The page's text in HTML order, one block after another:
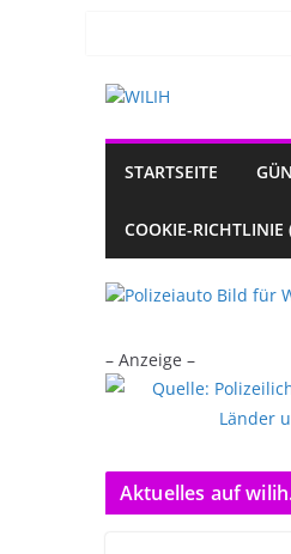
STARTSEITE
COOKIE-RICHTLINIE
– Anzeige –
Aktuelles auf